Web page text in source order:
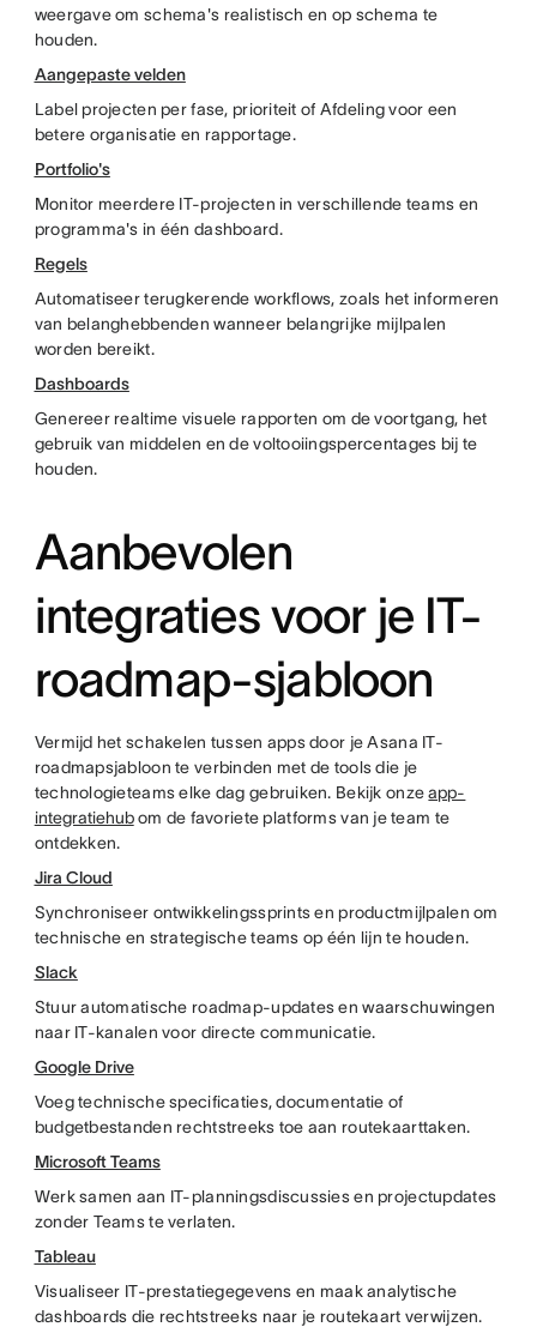
weergave om schema's realistisch en op schema te
houden.
Aangepaste velden
Label projecten per fase, prioriteit of Afdeling voor een
betere organisatie en rapportage.
Portfolio's
Monitor meerdere IT-projecten in verschillende teams en
programma's in één dashboard.
Regels
Automatiseer terugkerende workflows, zoals het informeren
van belanghebbenden wanneer belangrijke mijlpalen
worden bereikt.
Dashboards
Genereer realtime visuele rapporten om de voortgang, het
gebruik van middelen en de voltooiingspercentages bij te
houden.
Aanbevolen
integraties voor je IT-
roadmap-sjabloon
Vermijd het schakelen tussen apps door je Asana IT-
roadmapsjabloon te verbinden met de tools die je
technologieteams elke dag gebruiken. Bekijk onzeapp-
integratiehubom de favoriete platforms van je team te
ontdekken.
Jira Cloud
Synchroniseer ontwikkelingssprints en productmijlpalen om
technische en strategische teams op één lijn te houden.
Slack
Stuur automatische roadmap-updates en waarschuwingen
naar IT-kanalen voor directe communicatie.
Google Drive
Voeg technische specificaties, documentatie of
budgetbestanden rechtstreeks toe aan routekaarttaken.
Microsoft Teams
Werk samen aan IT-planningsdiscussies en projectupdates
zonder Teams te verlaten.
Tableau
Visualiseer IT-prestatiegegevens en maak analytische
dashboards die rechtstreeks naar je routekaart verwijzen.